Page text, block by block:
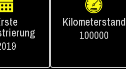
Kilometerstand
100000